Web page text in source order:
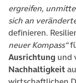
ergreifen,
sich an
definieren.
neuer Kompass“
Ausrichtung und
Nachhaltigkeit